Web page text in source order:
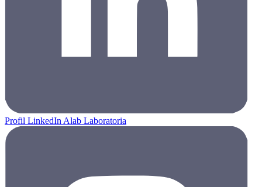
Profil LinkedIn Alab Laboratoria